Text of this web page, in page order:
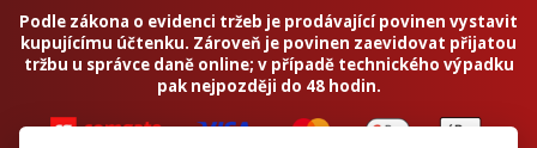
Podle zákona o evidenci tržeb je prodávající povinen vystavit
kupujícímu účtenku. Zároveň je povinen zaevidovat přijatou
tržbu u správce daně online; v případě technického výpadku
pak nejpozději do 48 hodin.